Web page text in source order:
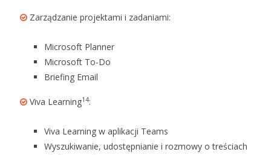
Zarządzanie projektami i zadaniami:
Microsoft Planner
Microsoft To-Do
Briefing Email
Viva Learning14:
Viva Learning w aplikacji Teams
Wyszukiwanie, udostępnianie i rozmowy o treściach